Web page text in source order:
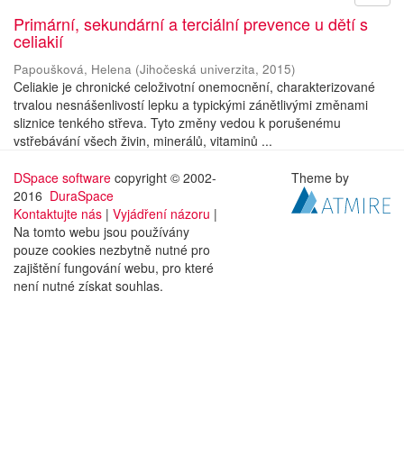
Primární, sekundární a terciální prevence u dětí s
celiakií
Papoušková, Helena (Jihočeská univerzita, 2015)
Celiakie je chronické celoživotní onemocnění, charakterizované
trvalou nesnášenlivostí lepku a typickými zánětlivými změnami
sliznice tenkého střeva. Tyto změny vedou k porušenému
vstřebávání všech živin, minerálů, vitaminů ...
DSpace software copyright © 2002-
2016 DuraSpace
Kontaktujte nás | Vyjádření názoru |
Na tomto webu jsou používány
pouze cookies nezbytně nutné pro
zajištění fungování webu, pro které
není nutné získat souhlas.
Theme by